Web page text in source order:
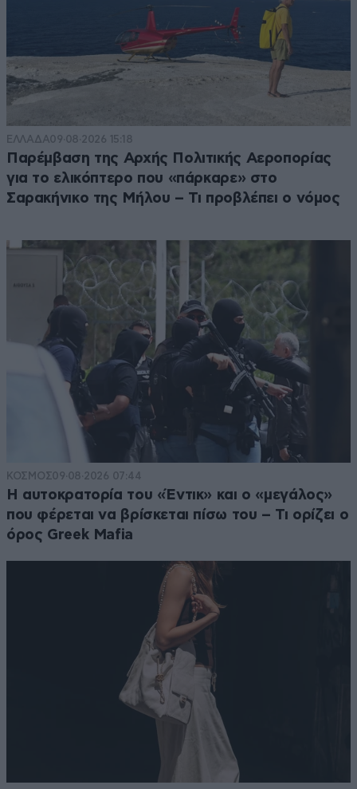
ΕΛΛΑΔΑ09·08·2026 15:18
Παρέμβαση της Αρχής Πολιτικής Αεροπορίας
για το ελικόπτερο που «πάρκαρε» στο
Σαρακήνικο της Μήλου – Τι προβλέπει ο νόμος
ΚΟΣΜΟΣ09·08·2026 07:44
Η αυτοκρατορία του «Έντικ» και ο «μεγάλος»
που φέρεται να βρίσκεται πίσω του – Τι ορίζει ο
όρος Greek Mafia